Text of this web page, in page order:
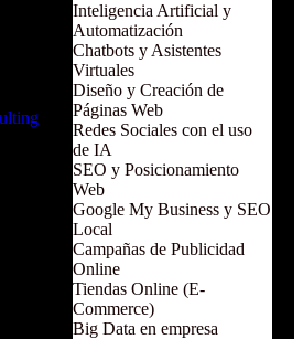
Inteligencia Artificial y
Automatización
Chatbots y Asistentes
Virtuales
Diseño y Creación de
Páginas Web
Redes Sociales con el uso
de IA
SEO y Posicionamiento
Web
Google My Business y SEO
Local
Campañas de Publicidad
Online
Tiendas Online (E-
Commerce)
Big Data en empresa